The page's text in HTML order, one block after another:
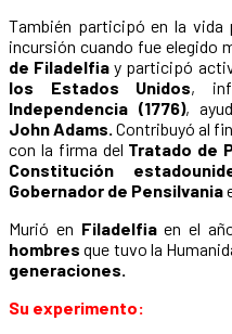
También participó en la vida
incursión cuando fue elegido
de Filadelfia y participó
los Estados Unidos,
Independencia (1776),
John Adams. Contribuyó al
con la firma del Tratado de
Constitución
Gobernador de Pensilvania
Murió en Filadelfiaen el
hombres que tuvo la
generaciones.
Su experimento: